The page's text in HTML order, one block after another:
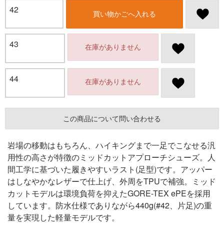
42 買い物かごへ入れる
43 在庫がありません
44 在庫がありません
この商品について問い合わせる
岩場の移動はもちろん、ハイキングまで一足でこなせる汎
用性の高さが特徴のミッドカットアプローチシューズ。人
間工学に基づいた履きやすいラスト(足型)です。アッパー
はしなやかなレザーで仕上げ、外周をTPUで補強。ミッド
カットモデルは環境負荷を抑えたGORE-TEX ePEを採用
しています。防水仕様でありながら440g(#42、片足)の重
量を実現した軽量モデルです。